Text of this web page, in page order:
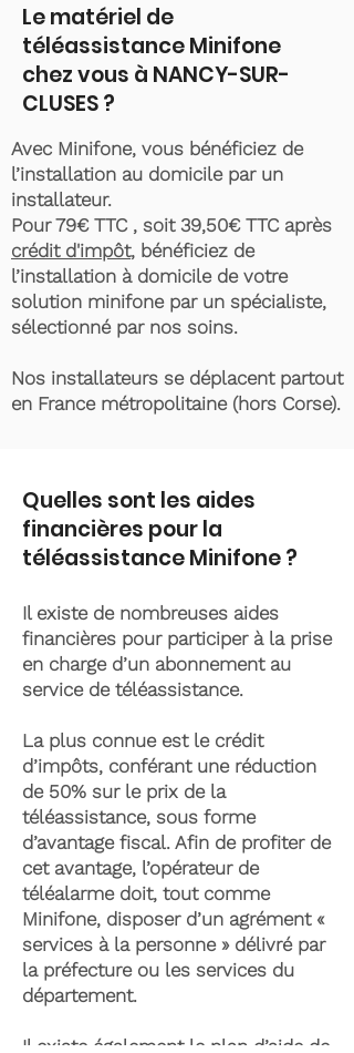
Le matériel de
téléassistance Minifone
chez vous à NANCY-SUR-
CLUSES ?
Avec Minifone, vous bénéficiez de
l’installation au domicile par un
installateur.
Pour 79€ TTC , soit 39,50€ TTC après
crédit d'impôt, bénéficiez de
l’installation à domicile de votre
solution minifone par un spécialiste,
sélectionné par nos soins.
Nos installateurs se déplacent partout
en France métropolitaine (hors Corse).
Quelles sont les aides
financières pour la
téléassistance Minifone ?
Il existe de nombreuses aides
financières pour participer à la prise
en charge d’un abonnement au
service de téléassistance.
La plus connue est le crédit
d’impôts, conférant une réduction
de 50% sur le prix de la
téléassistance, sous forme
d’avantage fiscal. Afin de profiter de
cet avantage, l’opérateur de
téléalarme doit, tout comme
Minifone, disposer d’un agrément «
services à la personne » délivré par
la préfecture ou les services du
département.
Il existe également le plan d’aide de